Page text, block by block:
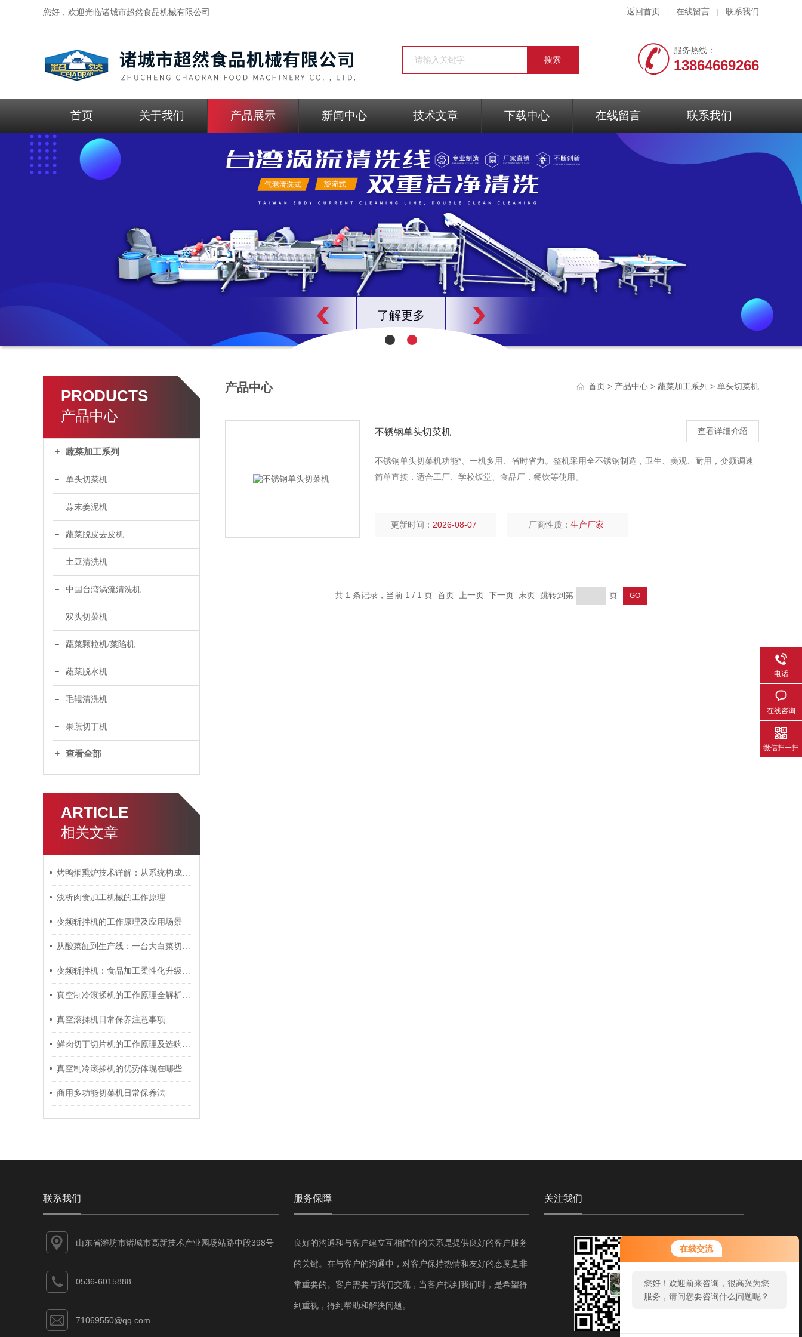
在线交流
您好！欢迎前来咨询，很高兴为您
服务，请问您要咨询什么问题呢？
您好，欢迎光临诸城市超然食品机械有限公司 返回首页 在线留言 联系我们
服务热线：
13864669266
首页 关于我们 产品展示 新闻中心 技术文章 下载中心 在线留言 联系我们
了解更多
PRODUCTS
产品中心
蔬菜加工系列
单头切菜机
蒜末姜泥机
蔬菜脱皮去皮机
土豆清洗机
中国台湾涡流清洗机
双头切菜机
蔬菜颗粒机/菜陷机
蔬菜脱水机
毛辊清洗机
果蔬切丁机
查看全部
ARTICLE
相关文章
烤鸭烟熏炉技术详解：从系统构成到工艺控制
浅析肉食加工机械的工作原理
变频斩拌机的工作原理及应用场景
从酸菜缸到生产线：一台大白菜切菜机的商业价值
变频斩拌机：食品加工柔性化升级的核心设备
真空制冷滚揉机的工作原理全解析：特点详细介绍
真空滚揉机日常保养注意事项
鲜肉切丁切片机的工作原理及选购注意事项
真空制冷滚揉机的优势体现在哪些方面？
商用多功能切菜机日常保养法
产品中心 首页 > 产品中心 > 蔬菜加工系列 > 单头切菜机
不锈钢单头切菜机 查看详细介绍
不锈钢单头切菜机功能*、一机多用、省时省力。整机采用全不锈钢制造，卫生、美观、耐用，变频调速
简单直接，适合工厂、学校饭堂、食品厂，餐饮等使用。
更新时间：2026-08-07 厂商性质：生产厂家
共 1 条记录，当前 1 / 1 页 首页 上一页 下一页 末页 跳转到第 页
联系我们
山东省潍坊市诸城市高新技术产业园场站路中段398号
0536-6015888
71069550@qq.com
服务保障
良好的沟通和与客户建立互相信任的关系是提供良好的客户服务
的关键。在与客户的沟通中，对客户保持热情和友好的态度是非
常重要的。客户需要与我们交流，当客户找到我们时，是希望得
到重视，得到帮助和解决问题。
关注我们
电话
在线咨询
微信扫一扫